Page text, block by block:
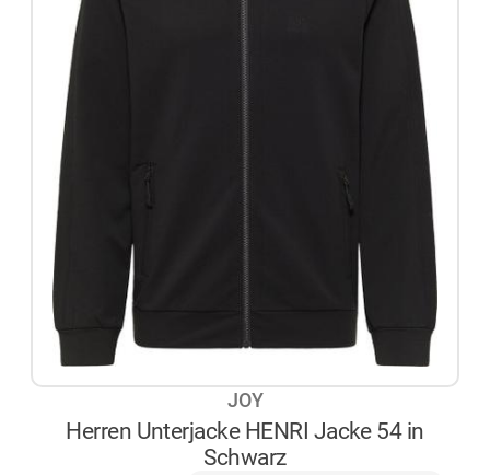
JOY
Herren Unterjacke HENRI Jacke 54 in
Schwarz